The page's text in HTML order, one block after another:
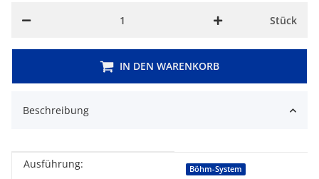
Stück
IN DEN WARENKORB
Beschreibung
Produkteigenschaft
Wert
Ausführung: Böhm-System